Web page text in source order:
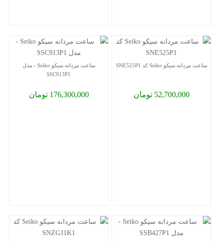
ساعت مردانه سیکو Seiko کد SNE525P1
52,700,000 تومان
ساعت مردانه سیکو Seiko - مدل
SSC913P1
176,300,000 تومان